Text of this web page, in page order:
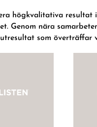
högkvalitativa
Genom nära
som överträffar